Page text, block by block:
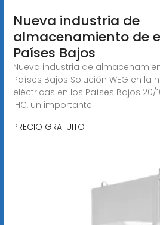
Nueva industria de
almacenamiento de
Países Bajos
Nueva industria de
Países Bajos Solución WEG en la
eléctricas en los Países Bajos 20/
IHC, un importante
PRECIO GRATUITO